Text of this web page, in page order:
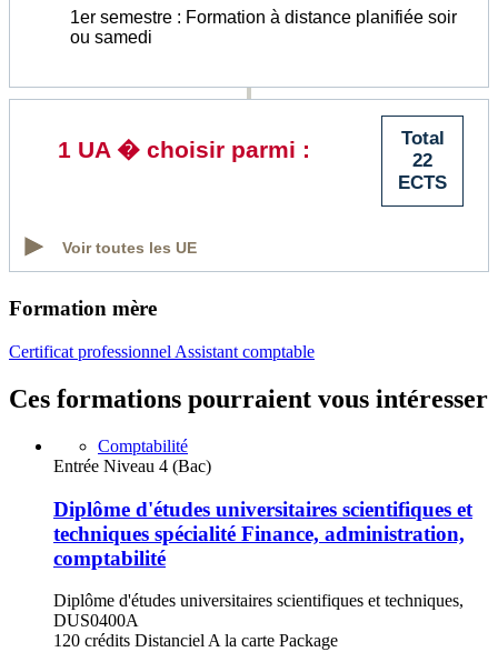
1er semestre : Formation à distance planifiée soir
ou samedi
Total
22
ECTS
1 UA � choisir parmi :
Voir toutes les UE
Formation mère
Certificat professionnel Assistant comptable
Ces formations pourraient vous intéresser
Comptabilité
Entrée Niveau 4 (Bac)
Diplôme d'études universitaires scientifiques et
techniques spécialité Finance, administration,
comptabilité
Diplôme d'études universitaires scientifiques et techniques,
DUS0400A
120 crédits Distanciel A la carte Package